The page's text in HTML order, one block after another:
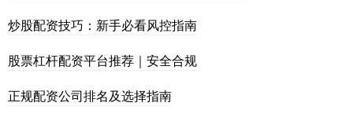
炒股配资技巧：新手必看风控指南
股票杠杆配资平台推荐｜安全合规
正规配资公司排名及选择指南